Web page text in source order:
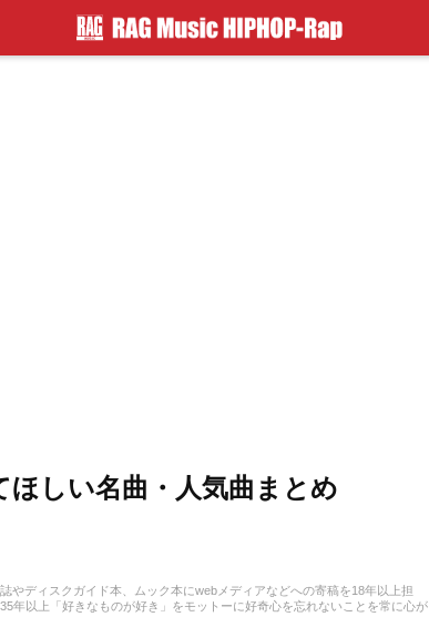
ほしい名曲・人気曲まとめ
やディスクガイド本、ムック本にwebメディアなどへの寄稿を18年以上担
年以上「好きなものが好き」をモットーに好奇心を忘れないことを常に心が